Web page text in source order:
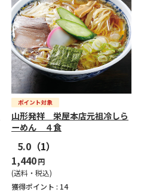
山形発祥 栄屋本店元祖冷しら
ーめん ４食
5.0 （1）
1,440円
(送料・税込)
獲得ポイント : 14